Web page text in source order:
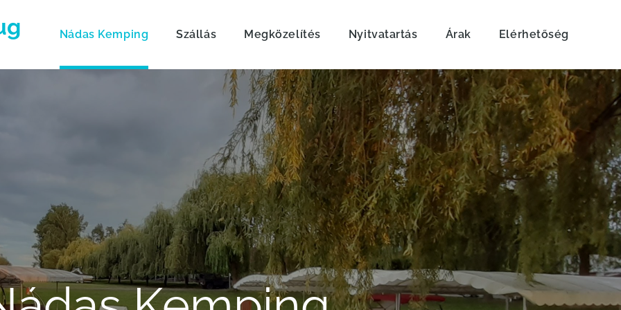
Nádas Kemping Szállás Megközelítés Nyitvatartás Árak Elérhetőség